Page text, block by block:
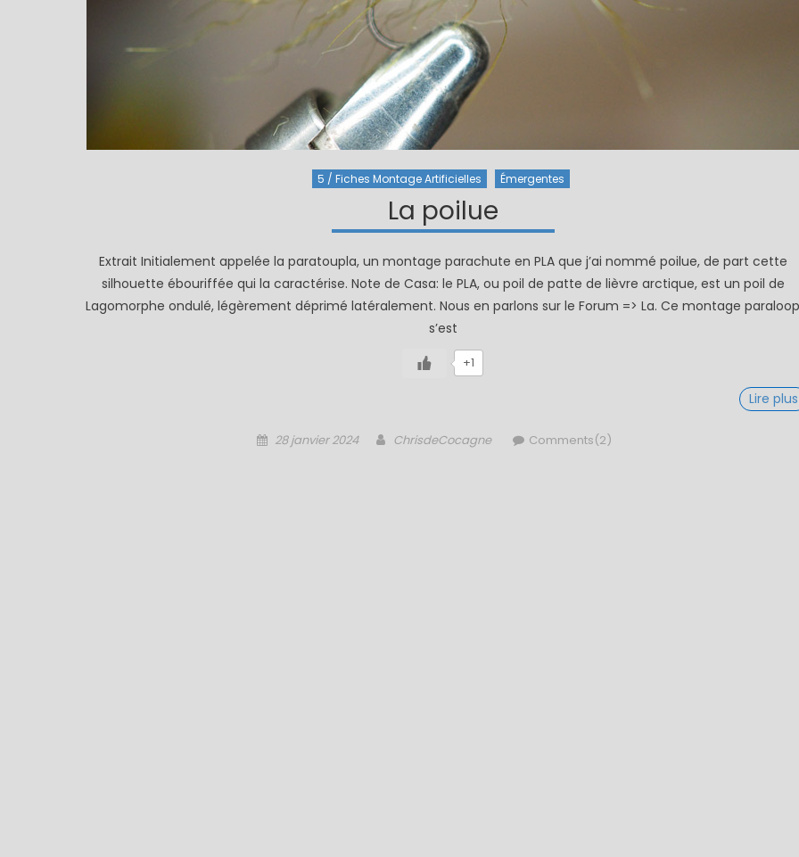
5 / Fiches Montage Artificielles Émergentes
La poilue
Extrait Initialement appelée la paratoupla, un montage parachute en PLA que j’ai nommé poilue, de part cette
silhouette ébouriffée qui la caractérise. Note de Casa: le PLA, ou poil de patte de lièvre arctique, est un poil de
Lagomorphe ondulé, légèrement déprimé latéralement. Nous en parlons sur le Forum => La. Ce montage paraloop
s’est
+1
Lire plus
Posted
28 janvier 2024 Author
ChrisdeCocagne Comments(2)